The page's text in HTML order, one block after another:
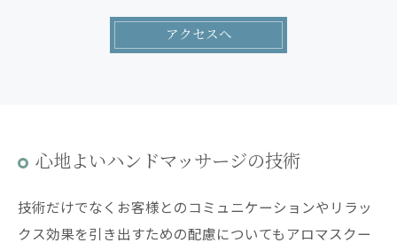
アクセスへ
心地よいハンドマッサージの技術
技術だけでなくお客様とのコミュニケーションやリラッ
クス効果を引き出すための配慮についてもアロマスクー